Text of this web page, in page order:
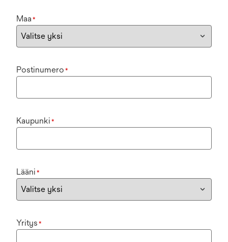
Maa *
Postinumero *
Kaupunki *
Lääni *
Yritys *